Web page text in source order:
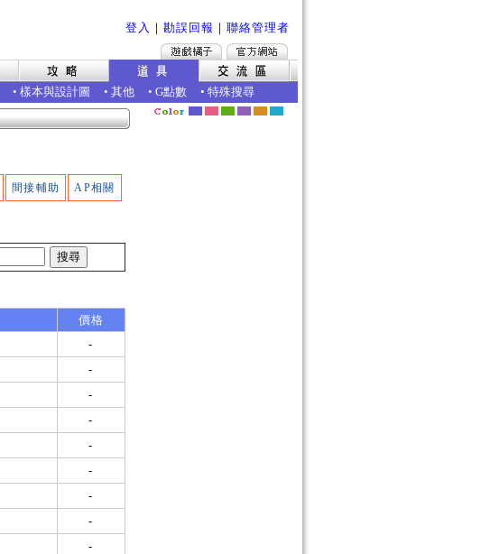
登入 ｜ 勘誤回報 ｜ 聯絡管理者
• 樣本與設計圖 • 其他 • G點數 • 特殊搜尋
間接輔助 AP相關
價格
-
-
-
-
-
-
-
-
-